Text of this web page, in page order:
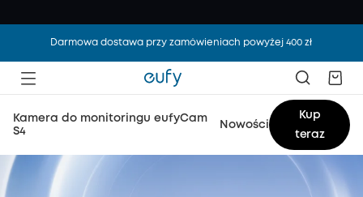
Darmowa dostawa przy zamówieniach powyżej 400 zł
Kamera do monitoringu eufyCam
S4
Nowości
Kup
teraz